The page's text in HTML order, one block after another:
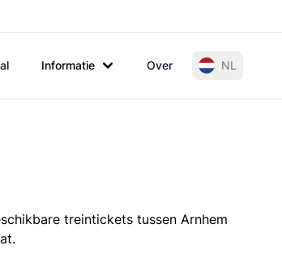
Informatie Over NL
treintickets tussen Arnhem